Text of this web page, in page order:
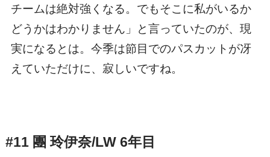
チームは絶対強くなる。でもそこに私がいるか
どうかはわかりません」と言っていたのが、現
実になるとは。今季は節目でのパスカットが冴
えていただけに、寂しいですね。
#11 團 玲伊奈/LW 6年目